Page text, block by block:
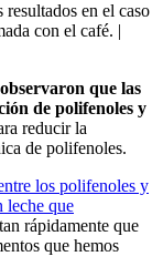
en el caso
con el café. |
que las
de polifenoles y
reducir la
de polifenoles.
los polifenoles y
leche que
rápidamente que
que hemos